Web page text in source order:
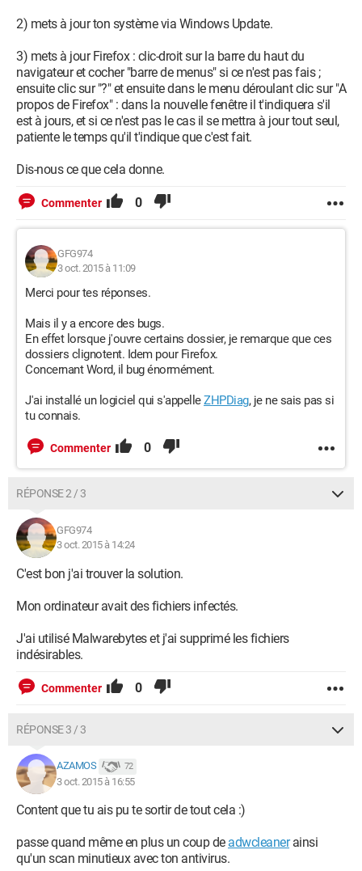
2) mets à jour ton système via Windows Update.
3) mets à jour Firefox : clic-droit sur la barre du haut du
navigateur et cocher "barre de menus" si ce n'est pas fais ;
ensuite clic sur "?" et ensuite dans le menu déroulant clic sur "A
propos de Firefox" : dans la nouvelle fenêtre il t'indiquera s'il
est à jours, et si ce n'est pas le cas il se mettra à jour tout seul,
patiente le temps qu'il t'indique que c'est fait.
Dis-nous ce que cela donne.
Commenter 0
GFG974
3 oct. 2015 à 11:09
Merci pour tes réponses.
Mais il y a encore des bugs.
En effet lorsque j'ouvre certains dossier, je remarque que ces
dossiers clignotent. Idem pour Firefox.
Concernant Word, il bug énormément.
J'ai installé un logiciel qui s'appelleZHPDiag, je ne sais pas si
tu connais.
Commenter 0
RÉPONSE 2 / 3
GFG974
3 oct. 2015 à 14:24
C'est bon j'ai trouver la solution.
Mon ordinateur avait des fichiers infectés.
J'ai utilisé Malwarebytes et j'ai supprimé les fichiers
indésirables.
Commenter 0
RÉPONSE 3 / 3
AZAMOS 72
3 oct. 2015 à 16:55
Content que tu ais pu te sortir de tout cela :)
passe quand même en plus un coup de adwcleanerainsi
qu'un scan minutieux avec ton antivirus.